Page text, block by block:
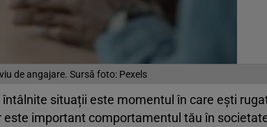
de angajare. Sursă foto: Pexels
situații este momentul în care ești
important comportamentul tău în